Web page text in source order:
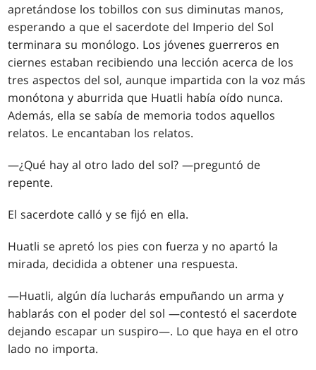
apretándose los tobillos con sus diminutas manos,
esperando a que el sacerdote del Imperio del Sol
terminara su monólogo. Los jóvenes guerreros en
ciernes estaban recibiendo una lección acerca de los
tres aspectos del sol, aunque impartida con la voz más
monótona y aburrida que Huatli había oído nunca.
Además, ella se sabía de memoria todos aquellos
relatos. Le encantaban los relatos.
—¿Qué hay al otro lado del sol? —preguntó de
repente.
El sacerdote calló y se fijó en ella.
Huatli se apretó los pies con fuerza y no apartó la
mirada, decidida a obtener una respuesta.
—Huatli, algún día lucharás empuñando un arma y
hablarás con el poder del sol —contestó el sacerdote
dejando escapar un suspiro—. Lo que haya en el otro
lado no importa.